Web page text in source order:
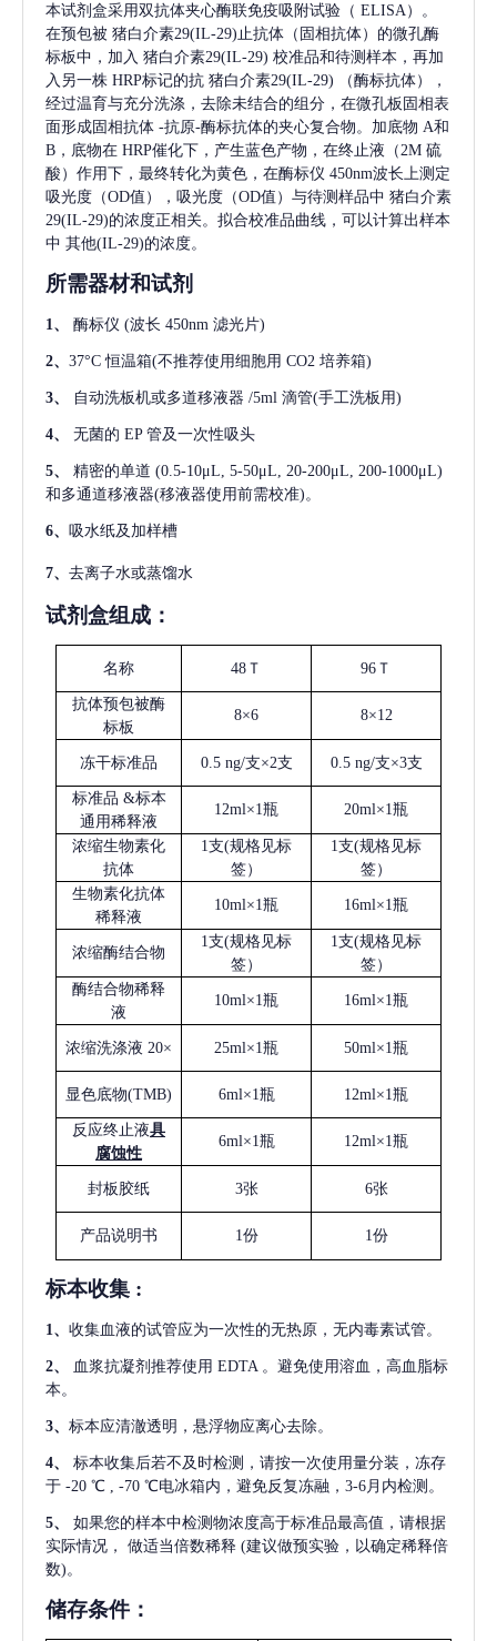
本试剂盒采用双抗体夹心酶联免疫吸附试验（ ELISA）。
在预包被 猪白介素29(IL-29) 止抗体（固相抗体）的微孔酶
标板中，加入 猪白介素29(IL-29) 校准品和待测样本，再加
入另一株 HRP标记的抗 猪白介素29(IL-29)
（酶标抗体），
经过温育与充分洗涤，去除未结合的组分，在微孔板固相表
面形成固相抗体 -抗原-酶标抗体的夹心复合物。加底物 A和
B，底物在 HRP催化下，产生蓝色产物，在终止液（2M 硫
酸）作用下，最终转化为黄色，在酶标仪 450nm波长上测定
吸光度（OD值），吸光度（OD值）与待测样品中 猪白介素
29(IL-29)的浓度正相关。拟合校准品曲线，可以计算出样本
中 其他(IL-29)的浓度。
所需器材和试剂
1、 酶标仪 (波长 450nm 滤光片)
2、 37°C 恒温箱(不推荐使用细胞用 CO2 培养箱)
3、 自动洗板机或多道移液器 /5ml 滴管(手工洗板用)
4、 无菌的 EP 管及一次性吸头
5、 精密的单道 (0.5-10μL, 5-50μL, 20-200μL, 200-1000μL)
和多通道移液器(移液器使用前需校准)。
6、 吸水纸及加样槽
7、 去离子水或蒸馏水
试剂盒组成：
名称 48Ｔ 96Ｔ
抗体预包被酶
标板
8×6 8×12
冻干标准品 0.5 ng/支×2支 0.5 ng/支×3支
标准品 &标本
通用稀释液
12ml×1瓶 20ml×1瓶
浓缩生物素化
抗体
1支(规格见标
签）
1支(规格见标
签）
生物素化抗体
稀释液
10ml×1瓶 16ml×1瓶
浓缩酶结合物
1支(规格见标
签）
1支(规格见标
签）
酶结合物稀释
液
10ml×1瓶 16ml×1瓶
浓缩洗涤液 20× 25ml×1瓶 50ml×1瓶
显色底物(TMB) 6ml×1瓶 12ml×1瓶
反应终止液具
腐蚀性
6ml×1瓶 12ml×1瓶
封板胶纸 3张 6张
产品说明书 1份 1份
标本收集 :
1 、 收集血液的试管应为一次性的无热原，无内毒素试管。
2、 血浆抗凝剂推荐使用 EDTA 。避免使用溶血，高血脂标
本。
3、 标本应清澈透明，悬浮物应离心去除。
4、
标本收集后若不及时检测，请按一次使用量分装，冻存
于 -20 ℃ , -70 ℃电冰箱内，避免反复冻融，3-6月内检测。
5、
如果您的样本中检测物浓度高于标准品最高值，请根据
实际情况，
做适当倍数稀释 (建议做预实验，以确定稀释倍
数)。
储存条件：